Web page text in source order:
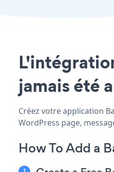
jamais été
Créez votre application
WordPress page,
How To Add a